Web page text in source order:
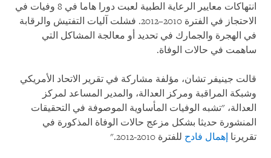
انتهاكات معايير الرعاية الطبية لعبت دورا هاما في 8 وفيات في
الاحتجاز في الفترة 2010–2012. فشلت آليات التفتيش والرقابة
في الهجرة والجمارك في تحديد أو معالجة المشاكل التي
ساهمت في حالات الوفاة.
قالت جينيفر تشان، مؤلفة مشاركة في تقرير الاتحاد الأمريكي
وشبكة المراقبة ومركز العدالة، والمدير المساعد لمركز
العدالة، "تشبه الوفيات المأساوية الموصوفة في التحقيقات
المنشورة حديثا بشكل مزعج حالات الوفاة المذكورة في
تقريرنا إهمال فادح للفترة 2010-2012."